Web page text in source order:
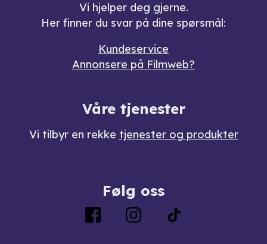
Vi hjelper deg gjerne.
Her finner du svar på dine spørsmål:
Kundeservice
Annonsere på Filmweb?
Våre tjenester
Vi tilbyr en rekke tjenester og produkter
Følg oss